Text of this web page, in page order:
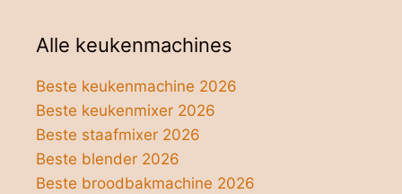
Alle keukenmachines
Beste keukenmachine 2026
Beste keukenmixer 2026
Beste staafmixer 2026
Beste blender 2026
Beste broodbakmachine 2026